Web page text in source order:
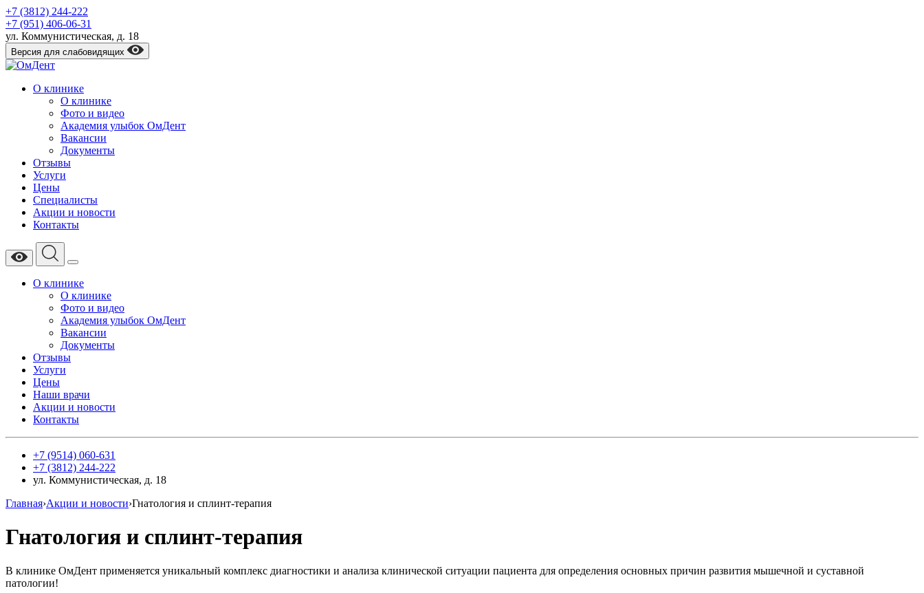
+7 (3812) 244-222
+7 (951) 406-06-31
​ул. Коммунистическая, д. 18
Версия для слабовидящих
О клинике
О клинике
Фото и видео
Академия улыбок ОмДент
Вакансии
Документы
Отзывы
Услуги
Цены
Специалисты
Акции и новости
Контакты
О клинике
О клинике
Фото и видео
Академия улыбок ОмДент
Вакансии
Документы
Отзывы
Услуги
Цены
Наши врачи
Акции и новости
Контакты
+7 (9514) 060-631
+7 (3812) 244-222
​ул. Коммунистическая, д. 18​
Главная›Акции и новости›Гнатология и сплинт-терапия
Гнатология и сплинт-терапия
В клинике ОмДент применяется уникальный комплекс диагностики и анализа клинической ситуации пациента для определения основных причин развития мышечной и суставной
патологии!